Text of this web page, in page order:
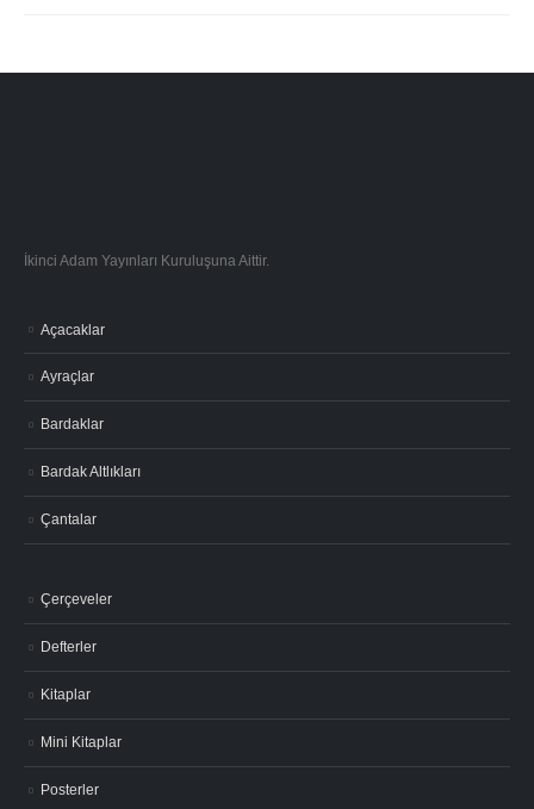
İkinci Adam Yayınları Kuruluşuna Aittir.
Açacaklar
Ayraçlar
Bardaklar
Bardak Altlıkları
Çantalar
Çerçeveler
Defterler
Kitaplar
Mini Kitaplar
Posterler